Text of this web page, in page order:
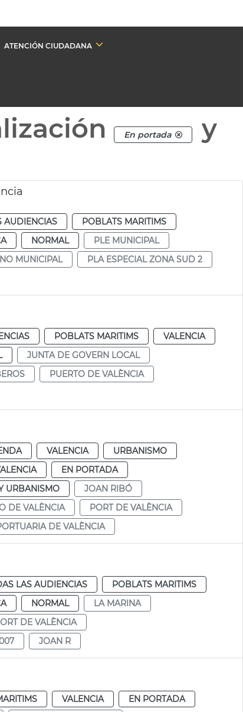
ATENCIÓN CIUDADANA
En portada
y
AUDIENCIAS
POBLATS MARITIMS
NORMAL
PLE MUNICIPAL
MUNICIPAL
PLA ESPECIAL ZONA SUD 2
POBLATS MARITIMS
VALENCIA
JUNTA DE GOVERN LOCAL
PUERTO DE VALÈNCIA
VALENCIA
URBANISMO
EN PORTADA
URBANISMO
JOAN RIBÓ
DE VALÈNCIA
PORT DE VALÈNCIA
DE VALÈNCIA
LAS AUDIENCIAS
POBLATS MARITIMS
NORMAL
LA MARINA
DE VALÈNCIA
JOAN R
VALENCIA
EN PORTADA